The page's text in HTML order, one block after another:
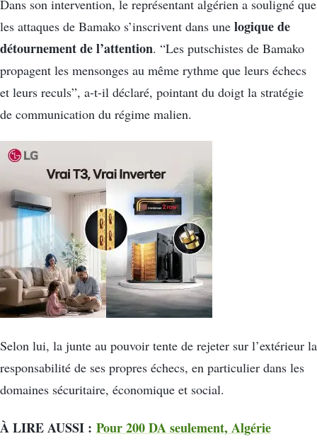
Dans son intervention, le représentant algérien a souligné que
les attaques de Bamako s’inscrivent dans une logique de
détournement de l’attention. “Les putschistes de Bamako
propagent les mensonges au même rythme que leurs échecs
et leurs reculs”, a-t-il déclaré, pointant du doigt la stratégie
de communication du régime malien.
Selon lui, la junte au pouvoir tente de rejeter sur l’extérieur la
responsabilité de ses propres échecs, en particulier dans les
domaines sécuritaire, économique et social.
À LIRE AUSSI : Pour 200 DA seulement, Algérie